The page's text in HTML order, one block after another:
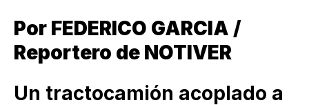
Por FEDERICO GARCIA /
Reportero de NOTIVER
Un tractocamión acoplado a